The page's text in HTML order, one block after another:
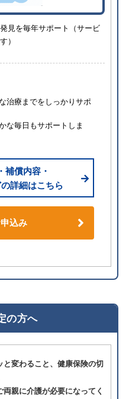
見を毎年サポート（サービ
）
治療までをしっかりサポ
な毎日もサポートしま
補償内容・
詳細はこちら
込み
の方へ
変わること、健康保険の切
親に介護が必要になってく